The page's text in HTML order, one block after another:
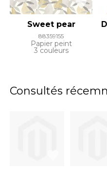
Sweet pear
88359155
Papier peint
3 couleurs
Consultés